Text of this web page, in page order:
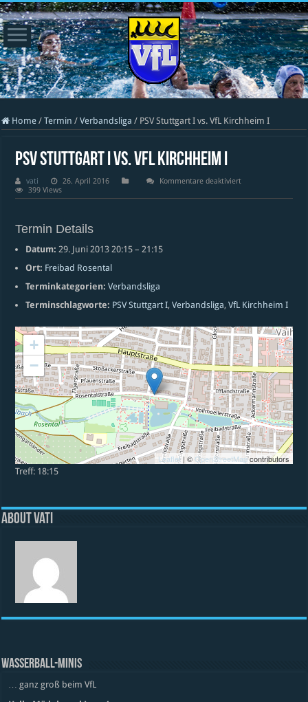
Home / Termin / Verbandsliga / PSV Stuttgart I vs. VfL Kirchheim I
PSV Stuttgart I vs. VfL Kirchheim I
vati 26. April 2016 Kommentare deaktiviertfür
Stuttgart
399 Views
Termin Details
Datum: 29. Juni 2013 20:15 –21:15
Ort: Freibad Rosental
Terminkategorien: Verbandsliga
Terminschlagworte: PSV Stuttgart I,Verbandsliga,VfL Kirchheim I
+
−
Leaflet| © OpenStreetMapcontributors
Treff: 18:15
About vati
WASSERBALL-MINIS
… ganz groß beim VfL